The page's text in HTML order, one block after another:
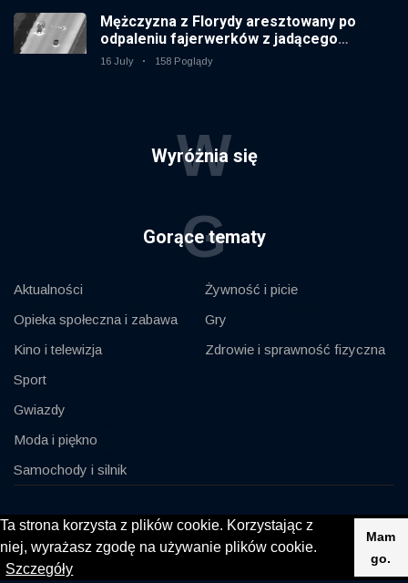
Ta strona korzysta z plików cookie. Korzystając z
niej, wyrażasz zgodę na używanie plików cookie.
Szczegóły
Mam
go.
Mężczyzna z Florydy aresztowany po
odpaleniu fajerwerków z jadącego
samochodu
16 July 158 Poglądy
Wyróżnia się
W
Gorące tematy
G
Aktualności
Opieka społeczna i zabawa
Kino i telewizja
Sport
Gwiazdy
Moda i piękno
Samochody i silnik
Żywność i picie
Gry
Zdrowie i sprawność fizyczna
© 2020, KV-GmbH | All rights reserved
Impressum Kontakt